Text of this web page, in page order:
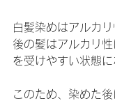
白髪染めはアルカ
後の髪はアルカリ
を受けやすい状態に
このため、染めた